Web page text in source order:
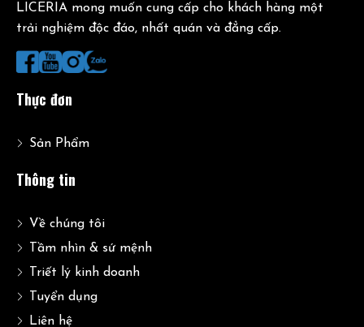
LICERIA mong muốn cung cấp cho khách hàng một
trải nghiệm độc đáo, nhất quán và đẳng cấp.
Thực đơn
Sản Phẩm
Thông tin
Về chúng tôi
Tầm nhìn & sứ mệnh
Triết lý kinh doanh
Tuyển dụng
Liên hệ